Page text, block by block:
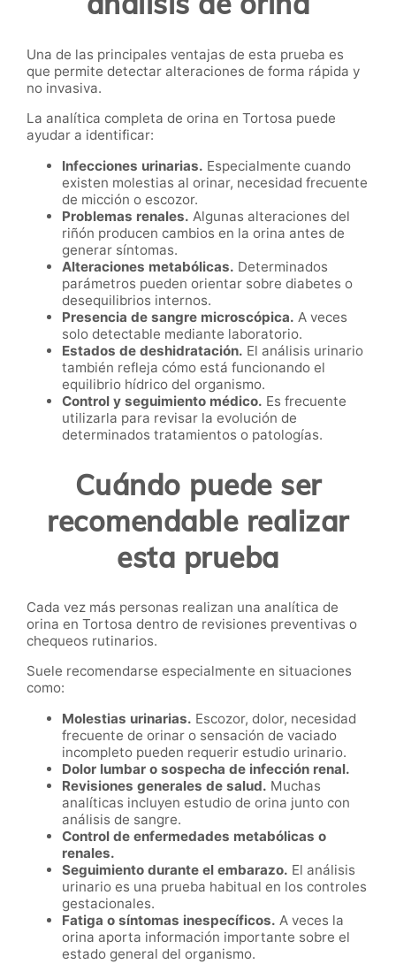
Una de las principales ventajas de esta prueba es
que permite detectar alteraciones de forma rápida y
no invasiva.
La analítica completa de orina en Tortosa puede
ayudar a identificar:
Infecciones urinarias. Especialmente cuando
existen molestias al orinar, necesidad frecuente
de micción o escozor.
Problemas renales. Algunas alteraciones del
riñón producen cambios en la orina antes de
generar síntomas.
Alteraciones metabólicas. Determinados
parámetros pueden orientar sobre diabetes o
desequilibrios internos.
Presencia de sangre microscópica. A veces
solo detectable mediante laboratorio.
Estados de deshidratación. El análisis urinario
también refleja cómo está funcionando el
equilibrio hídrico del organismo.
Control y seguimiento médico. Es frecuente
utilizarla para revisar la evolución de
determinados tratamientos o patologías.
Cuándo puede ser
recomendable realizar
esta prueba
Cada vez más personas realizan una analítica de
orina en Tortosa dentro de revisiones preventivas o
chequeos rutinarios.
Suele recomendarse especialmente en situaciones
como:
Molestias urinarias. Escozor, dolor, necesidad
frecuente de orinar o sensación de vaciado
incompleto pueden requerir estudio urinario.
Dolor lumbar o sospecha de infección renal.
Revisiones generales de salud. Muchas
analíticas incluyen estudio de orina junto con
análisis de sangre.
Control de enfermedades metabólicas o
renales.
Seguimiento durante el embarazo. El análisis
urinario es una prueba habitual en los controles
gestacionales.
Fatiga o síntomas inespecíficos. A veces la
orina aporta información importante sobre el
estado general del organismo.